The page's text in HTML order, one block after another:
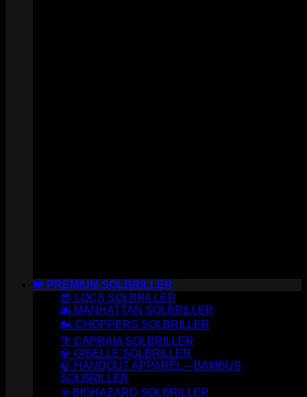
👑 PREMIUM SOLBRILLER
😎 LOCS SOLBRILLER
🌆 MANHATTAN SOLBRILLER
🏍️ CHOPPERS SOLBRILLER
🌴 CAPRAIA SOLBRILLER
💎 GISELLE SOLBRILLER
🍃 HANDOUT APPAREL – BAMBUS
SOLBRILLER
☣️ BIOHAZARD SOLBRILLER